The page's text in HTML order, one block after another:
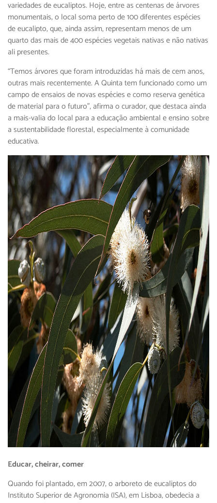
variedades de eucaliptos. Hoje, entre as centenas de árvores
monumentais, o local soma perto de 100 diferentes espécies
de eucalipto, que, ainda assim, representam menos de um
quarto das mais de 400 espécies vegetais nativas e não nativas
ali presentes.
“Temos árvores que foram introduzidas há mais de cem anos,
outras mais recentemente. A Quinta tem funcionado como um
campo de ensaios de novas espécies e como reserva genética
de material para o futuro”, afirma o curador, que destaca ainda
a mais-valia do local para a educação ambiental e ensino sobre
a sustentabilidade florestal, especialmente à comunidade
educativa.
Educar, cheirar, comer
Quando foi plantado, em 2007, o arboreto de eucaliptos do
Instituto Superior de Agronomia (ISA), em Lisboa, obedecia a